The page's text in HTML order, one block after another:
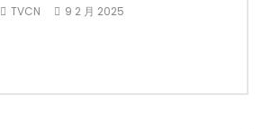
TVCN 9 2 月 2025